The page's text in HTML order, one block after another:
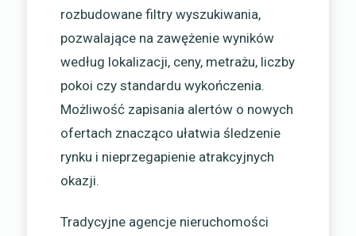
rozbudowane filtry wyszukiwania,
pozwalające na zawężenie wyników
według lokalizacji, ceny, metrażu, liczby
pokoi czy standardu wykończenia.
Możliwość zapisania alertów o nowych
ofertach znacząco ułatwia śledzenie
rynku i nieprzegapienie atrakcyjnych
okazji.
Tradycyjne agencje nieruchomości